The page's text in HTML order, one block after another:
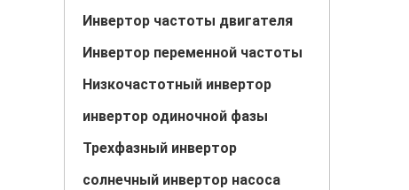
Инвертор частоты двигателя
Инвертор переменной частоты
Низкочастотный инвертор
инвертор одиночной фазы
Трехфазный инвертор
солнечный инвертор насоса